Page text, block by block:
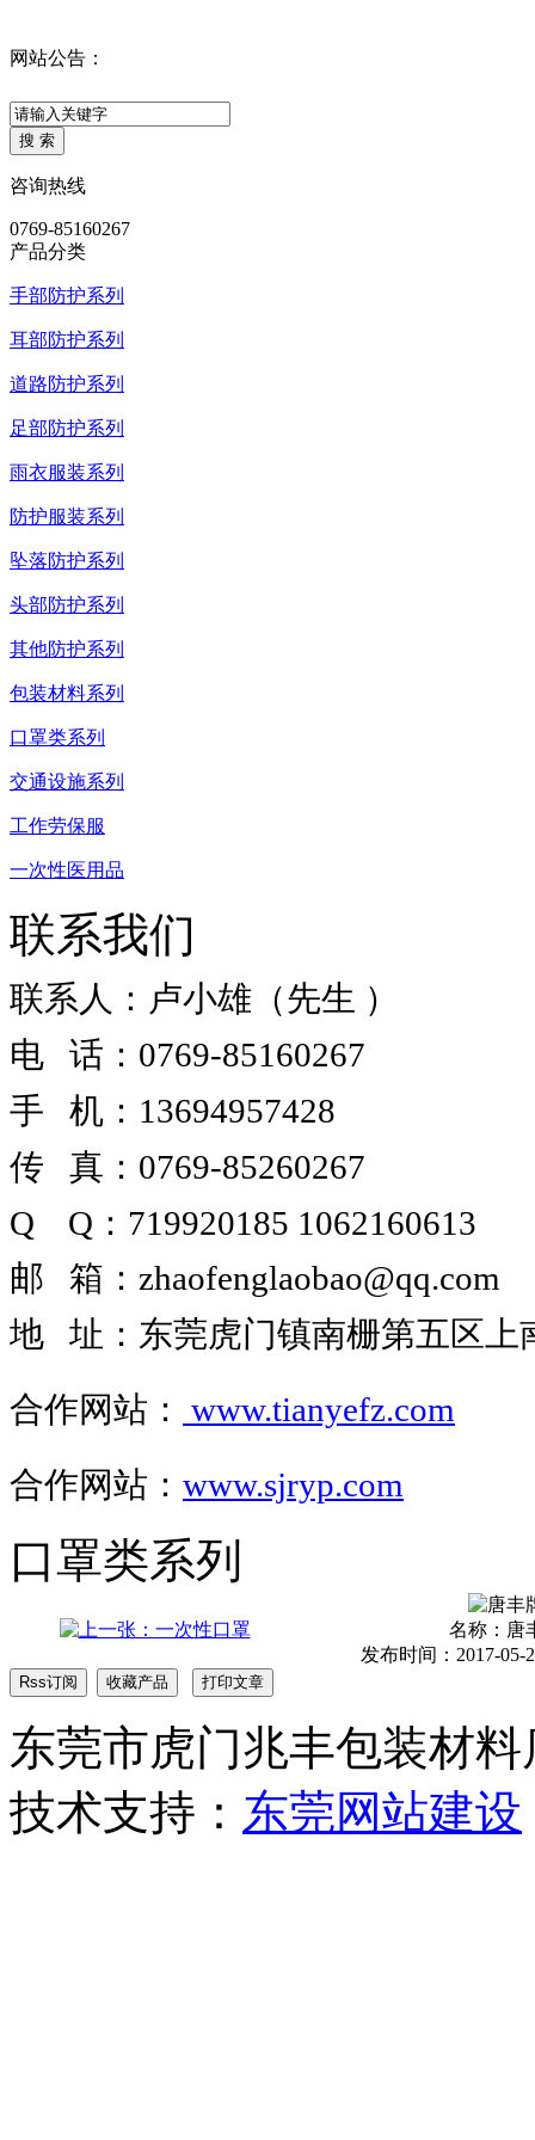
网站公告：
咨询热线
0769-85160267
产品分类
手部防护系列
耳部防护系列
道路防护系列
足部防护系列
雨衣服装系列
防护服装系列
坠落防护系列
头部防护系列
其他防护系列
包装材料系列
口罩类系列
交通设施系列
工作劳保服
一次性医用品
联系我们
联系人：卢小雄（先生 ）
电 话：0769-85160267
手 机：13694957428
传 真：0769-85260267
Q Q ： 719920185 1062160613
邮 箱 ： zhaofenglaobao@qq.com
地 址 ： 东莞虎门镇南栅第五区上
合作网站 ： www.tianyefz.com
合作网站： www.sjryp.com
口罩类系列
名称： 唐
发布时间：2017-05-
东莞市虎门兆丰包装材
技术支持： 东莞网站建设